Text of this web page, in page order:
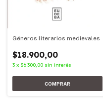
Géneros literarios medievales
$18.900,00
3 x $6.300,00 sin interés